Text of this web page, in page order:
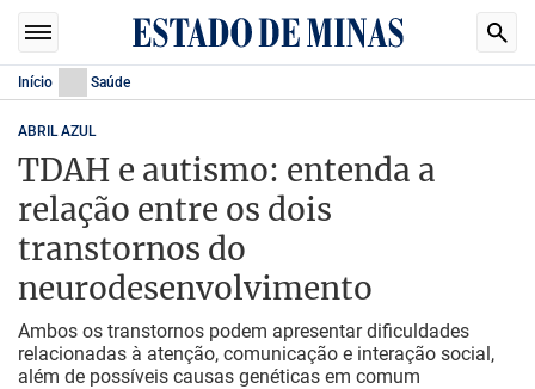
Início Saúde
ABRIL AZUL
TDAH e autismo: entenda a
relação entre os dois
transtornos do
neurodesenvolvimento
Ambos os transtornos podem apresentar dificuldades
relacionadas à atenção, comunicação e interação social,
além de possíveis causas genéticas em comum